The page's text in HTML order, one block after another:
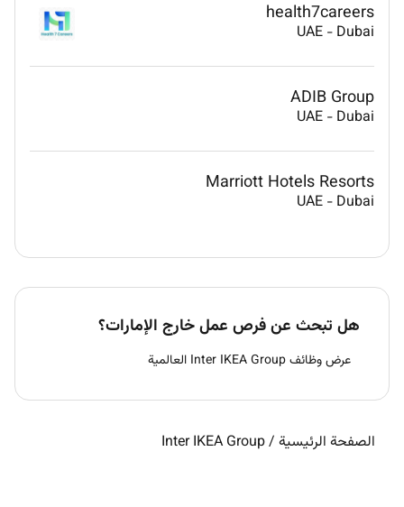
health7careers
UAE - Dubai
ADIB Group
UAE - Dubai
Marriott Hotels Resorts
UAE - Dubai
هل تبحث عن فرص عمل خارج الإمارات؟
عرض وظائف Inter IKEA Group العالمية
الصفحة الرئيسية /
Inter IKEA Group